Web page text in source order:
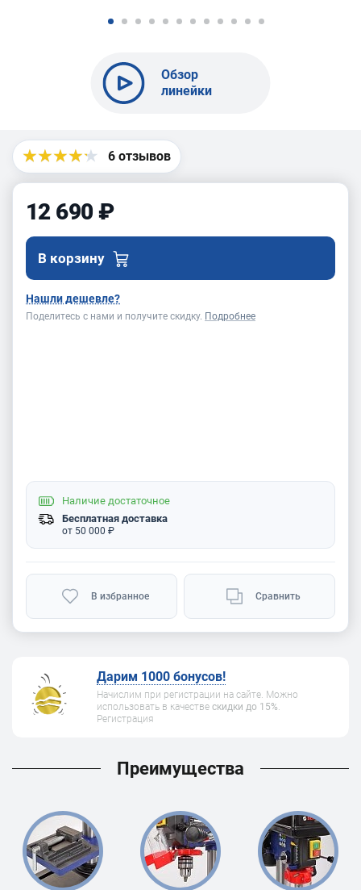
Обзор
линейки
BELMASH
6 отзывов
12 690 ₽
В корзину
Нашли дешевле?
Поделитесь с нами и получите скидку. Подробнее
Наличие достаточное
Бесплатная доставка
от 50 000 ₽
В избранное Сравнить
Дарим 1000 бонусов!
Начислим при регистрации на сайте. Можно
использовать в качестве скидки до 15%.
Регистрация
Преимущества